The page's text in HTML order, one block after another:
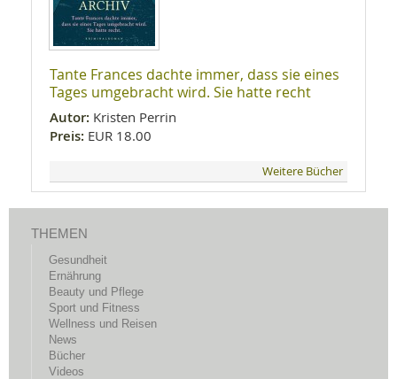
Tante Frances dachte immer, dass sie eines
Tages umgebracht wird. Sie hatte recht
Autor: Kristen Perrin
Preis: EUR 18.00
Weitere Bücher
THEMEN
Gesundheit
Ernährung
Beauty und Pflege
Sport und Fitness
Wellness und Reisen
News
Bücher
Videos